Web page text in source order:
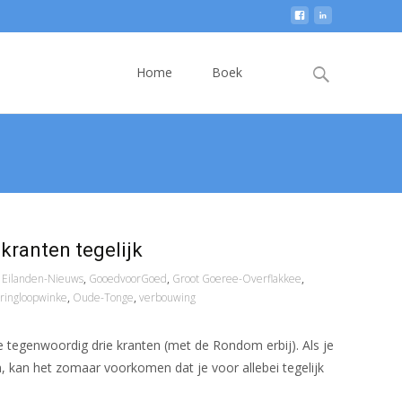
Home Boek
Search
kranten tegelijk
Eilanden-Nieuws, GooedvoorGoed, Groot Goeree-Overflakkee,
, Oude-Tonge, verbouwing
tegenwoordig drie kranten (met de Rondom erbij). Als je
kan het zomaar voorkomen dat je voor allebei tegelijk